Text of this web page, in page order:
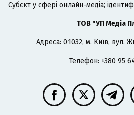
Cубєкт у сфері онлайн-медіа;
ТОВ "УП Медіа
Адреса: 01032, м. Київ, вул.
Телефон: +380 95